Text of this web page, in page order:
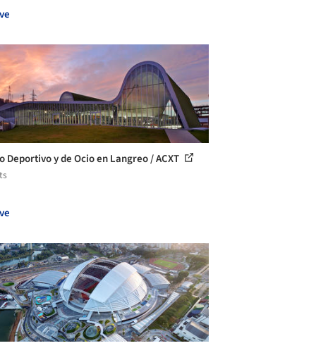
Deportivo y de Ocio en Langreo / ACXT